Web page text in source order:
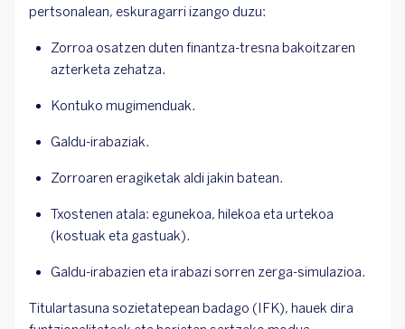
pertsonalean, eskuragarri izango duzu:
Zorroa osatzen duten finantza-tresna bakoitzaren
azterketa zehatza.
Kontuko mugimenduak.
Galdu-irabaziak.
Zorroaren eragiketak aldi jakin batean.
Txostenen atala: egunekoa, hilekoa eta urtekoa
(kostuak eta gastuak).
Galdu-irabazien eta irabazi sorren zerga-simulazioa.
Titulartasuna sozietatepean badago (IFK), hauek dira